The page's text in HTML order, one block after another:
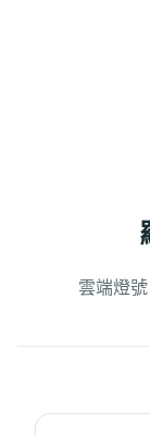
雲端燈